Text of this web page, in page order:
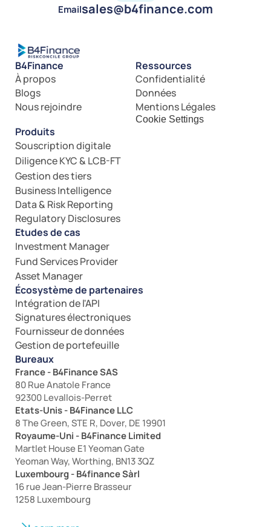
Bureaux
France - B4Finance SAS
80 Rue Anatole France
92300 Levallois-Perret
Etats-Unis - B4Finance LLC
8 The Green, STE R, Dover, DE 19901
Royaume-Uni - B4Finance Limited
Martlet House E1 Yeoman Gate
Yeoman Way, Worthing, BN13 3QZ
Luxembourg - B4finance Sàrl
16 rue Jean-Pierre Brasseur
1258 Luxembourg
B4Finance
À propos
Blogs
Nous rejoindre
Ressources
Confidentialité
Données
Mentions Légales
Cookie Settings
Produits
Souscription digitale
Diligence KYC & LCB-FT
Gestion des tiers
Business Intelligence
Data & Risk Reporting
Regulatory Disclosures
Etudes de cas
Investment Manager
Fund Services Provider
Asset Manager
Écosystème de partenaires
Intégration de l'API
Signatures électroniques
Fournisseur de données
Gestion de portefeuille
Emailsales@b4finance.com